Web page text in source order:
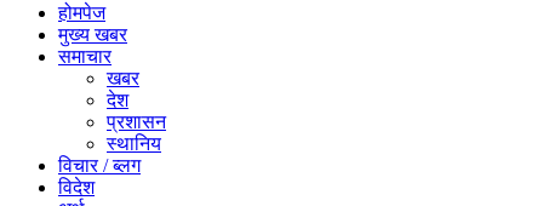
होमपेज
मुख्य खबर
समाचार
खबर
देश
प्रशासन
स्थानिय
विचार / ब्लग
विदेश